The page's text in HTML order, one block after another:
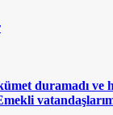
duramadı ve